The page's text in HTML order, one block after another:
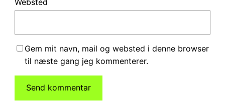
Websted
Gem mit navn, mail og websted i denne browser
til næste gang jeg kommenterer.